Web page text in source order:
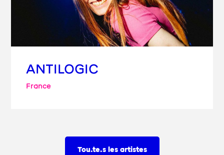
ANTILOGIC
France
Tou.te.s les artistes